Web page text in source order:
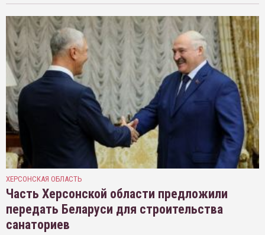
ХЕРСОНСКАЯ ОБЛАСТЬ
Часть Херсонской области предложили
передать Беларуси для строительства
санаториев